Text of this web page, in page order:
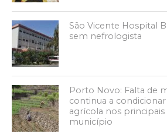
São Vicente Hospital
sem nefrologista
Porto Novo: Falta de
continua a condicionar
agrícola nos principais
município